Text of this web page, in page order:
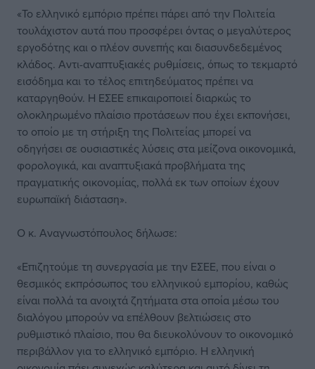
«Το ελληνικό εμπόριο πρέπει πάρει από την Πολιτεία
τουλάχιστον αυτά που προσφέρει όντας ο μεγαλύτερος
εργοδότης και ο πλέον συνεπής και διασυνδεδεμένος
κλάδος. Αντι-αναπτυξιακές ρυθμίσεις, όπως το τεκμαρτό
εισόδημα και το τέλος επιτηδεύματος πρέπει να
καταργηθούν. Η ΕΣΕΕ επικαιροποιεί διαρκώς το
ολοκληρωμένο πλαίσιο προτάσεων που έχει εκπονήσει,
το οποίο με τη στήριξη της Πολιτείας μπορεί να
οδηγήσει σε ουσιαστικές λύσεις στα μείζονα οικονομικά,
φορολογικά, και αναπτυξιακά προβλήματα της
πραγματικής οικονομίας, πολλά εκ των οποίων έχουν
ευρωπαϊκή διάσταση».
Ο κ. Αναγνωστόπουλος δήλωσε:
«Επιζητούμε τη συνεργασία με την ΕΣΕΕ, που είναι ο
θεσμικός εκπρόσωπος του ελληνικού εμπορίου, καθώς
είναι πολλά τα ανοιχτά ζητήματα στα οποία μέσω του
διαλόγου μπορούν να επέλθουν βελτιώσεις στο
ρυθμιστικό πλαίσιο, που θα διευκολύνουν το οικονομικό
περιβάλλον για το ελληνικό εμπόριο. Η ελληνική